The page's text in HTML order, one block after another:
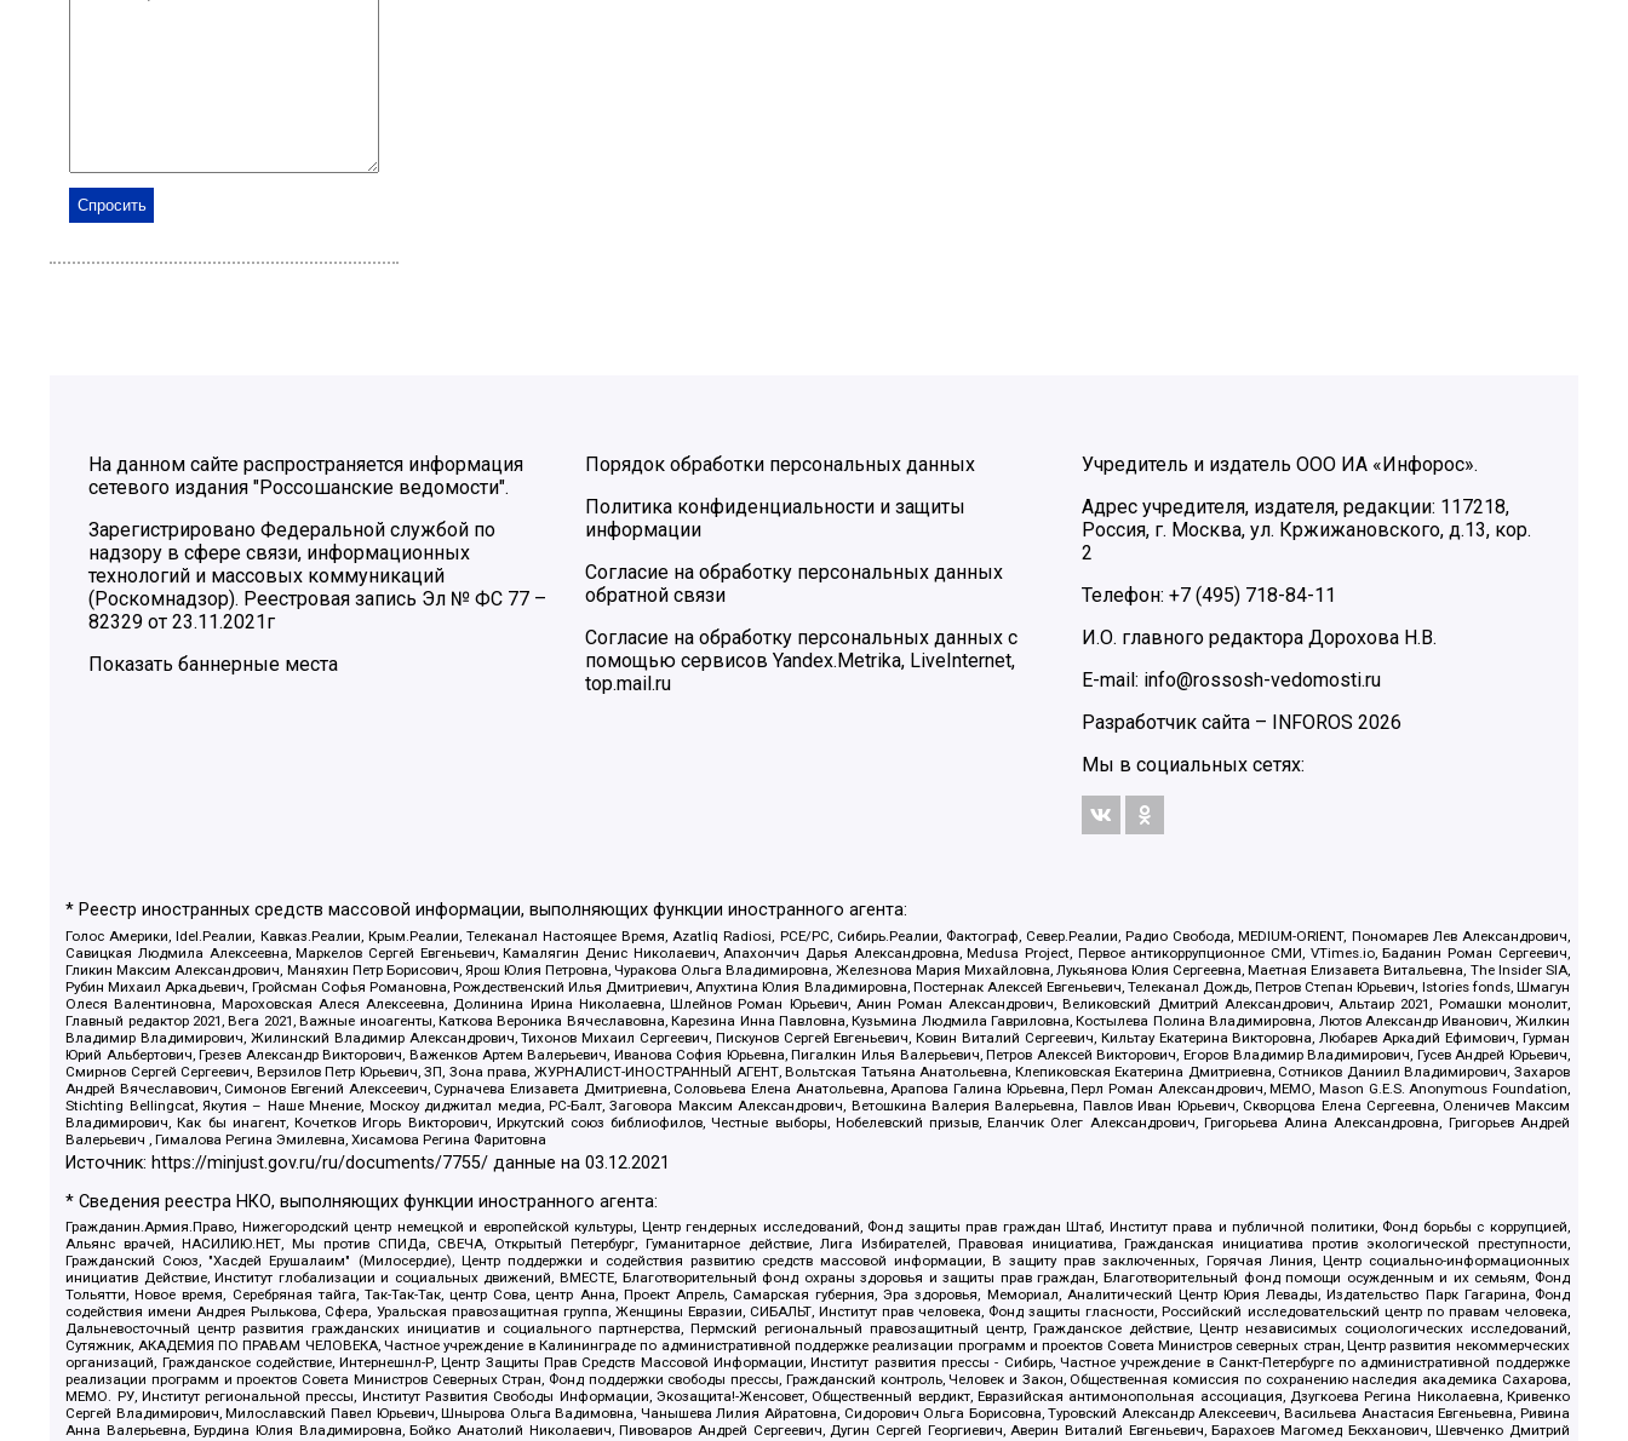
На данном сайте распространяется информация
сетевого издания "Россошанские ведомости".
Зарегистрировано Федеральной службой по
надзору в сфере связи, информационных
технологий и массовых коммуникаций
(Роскомнадзор). Реестровая запись Эл № ФС 77 –
82329 от 23.11.2021г
Показать баннерные места
Порядок обработки персональных данных
Политика конфиденциальности и защиты
информации
Согласие на обработку персональных данных
обратной связи
Согласие на обработку персональных данных с
помощью сервисов Yandex.Metrika, LiveInternet,
top.mail.ru
Учредитель и издатель ООО ИА «Инфорос».
Адрес учредителя, издателя, редакции: 117218,
Россия, г. Москва, ул. Кржижановского, д.13, кор.
2
Телефон: +7 (495) 718-84-11
И.О. главного редактора Дорохова Н.В.
E-mail: info@rossosh-vedomosti.ru
Разработчик сайта –
INFOROS 2026
Мы в социальных сетях:
* Реестр иностранных средств массовой информации, выполняющих функции иностранного агента:
Голос Америки, Idel.Реалии, Кавказ.Реалии, Крым.Реалии, Телеканал Настоящее Время, Azatliq Radiosi, PCE/PC, Сибирь.Реалии, Фактограф, Север.Реалии, Радио Свобода, MEDIUM-ORIENT, Пономарев Лев Александрович,
Савицкая Людмила Алексеевна, Маркелов Сергей Евгеньевич, Камалягин Денис Николаевич, Апахончич Дарья Александровна, Medusa Project, Первое антикоррупционное СМИ, VTimes.io, Баданин Роман Сергеевич,
Гликин Максим Александрович, Маняхин Петр Борисович, Ярош Юлия Петровна, Чуракова Ольга Владимировна, Железнова Мария Михайловна, Лукьянова Юлия Сергеевна, Маетная Елизавета Витальевна, The Insider SIA,
Рубин Михаил Аркадьевич, Гройсман Софья Романовна, Рождественский Илья Дмитриевич, Апухтина Юлия Владимировна, Постернак Алексей Евгеньевич, Телеканал Дождь, Петров Степан Юрьевич, Istories fonds, Шмагун
Олеся Валентиновна, Мароховская Алеся Алексеевна, Долинина Ирина Николаевна, Шлейнов Роман Юрьевич, Анин Роман Александрович, Великовский Дмитрий Александрович, Альтаир 2021, Ромашки монолит,
Главный редактор 2021, Вега 2021, Важные иноагенты, Каткова Вероника Вячеславовна, Карезина Инна Павловна, Кузьмина Людмила Гавриловна, Костылева Полина Владимировна, Лютов Александр Иванович, Жилкин
Владимир Владимирович, Жилинский Владимир Александрович, Тихонов Михаил Сергеевич, Пискунов Сергей Евгеньевич, Ковин Виталий Сергеевич, Кильтау Екатерина Викторовна, Любарев Аркадий Ефимович, Гурман
Юрий Альбертович, Грезев Александр Викторович, Важенков Артем Валерьевич, Иванова София Юрьевна, Пигалкин Илья Валерьевич, Петров Алексей Викторович, Егоров Владимир Владимирович, Гусев Андрей Юрьевич,
Смирнов Сергей Сергеевич, Верзилов Петр Юрьевич, ЗП, Зона права, ЖУРНАЛИСТ-ИНОСТРАННЫЙ АГЕНТ, Вольтская Татьяна Анатольевна, Клепиковская Екатерина Дмитриевна, Сотников Даниил Владимирович, Захаров
Андрей Вячеславович, Симонов Евгений Алексеевич, Сурначева Елизавета Дмитриевна, Соловьева Елена Анатольевна, Арапова Галина Юрьевна, Перл Роман Александрович, МЕМО, Mason G.E.S. Anonymous Foundation,
Stichting Bellingcat, Якутия – Наше Мнение, Москоу диджитал медиа, РС-Балт, Заговора Максим Александрович, Ветошкина Валерия Валерьевна, Павлов Иван Юрьевич, Скворцова Елена Сергеевна, Оленичев Максим
Владимирович, Как бы инагент, Кочетков Игорь Викторович, Иркутский союз библиофилов, Честные выборы, Нобелевский призыв, Еланчик Олег Александрович, Григорьева Алина Александровна, Григорьев Андрей
Валерьевич , Гималова Регина Эмилевна, Хисамова Регина Фаритовна
Источник: https://minjust.gov.ru/ru/documents/7755/ данные на03.12.2021
* Сведения реестра НКО, выполняющих функции иностранного агента:
Гражданин.Армия.Право, Нижегородский центр немецкой и европейской культуры, Центр гендерных исследований, Фонд защиты прав граждан Штаб, Институт права и публичной политики, Фонд борьбы с коррупцией,
Альянс врачей, НАСИЛИЮ.НЕТ, Мы против СПИДа, СВЕЧА, Открытый Петербург, Гуманитарное действие, Лига Избирателей, Правовая инициатива, Гражданская инициатива против экологической преступности,
Гражданский Союз, "Хасдей Ерушалаим" (Милосердие), Центр поддержки и содействия развитию средств массовой информации, В защиту прав заключенных, Горячая Линия, Центр социально-информационных
инициатив Действие, Институт глобализации и социальных движений, ВМЕСТЕ, Благотворительный фонд охраны здоровья и защиты прав граждан, Благотворительный фонд помощи осужденным и их семьям, Фонд
Тольятти, Новое время, Серебряная тайга, Так-Так-Так, центр Сова, центр Анна, Проект Апрель, Самарская губерния, Эра здоровья, Мемориал, Аналитический Центр Юрия Левады, Издательство Парк Гагарина, Фонд
содействия имени Андрея Рылькова, Сфера, Уральская правозащитная группа, Женщины Евразии, СИБАЛЬТ, Институт прав человека, Фонд защиты гласности, Российский исследовательский центр по правам человека,
Дальневосточный центр развития гражданских инициатив и социального партнерства, Пермский региональный правозащитный центр, Гражданское действие, Центр независимых социологических исследований,
Сутяжник, АКАДЕМИЯ ПО ПРАВАМ ЧЕЛОВЕКА, Частное учреждение в Калининграде по административной поддержке реализации программ и проектов Совета Министров северных стран, Центр развития некоммерческих
организаций, Гражданское содействие, Интернешнл-Р, Центр Защиты Прав Средств Массовой Информации, Институт развития прессы - Сибирь, Частное учреждение в Санкт-Петербурге по административной поддержке
реализации программ и проектов Совета Министров Северных Стран, Фонд поддержки свободы прессы, Гражданский контроль, Человек и Закон, Общественная комиссия по сохранению наследия академика Сахарова,
МЕМО. РУ, Институт региональной прессы, Институт Развития Свободы Информации, Экозащита!-Женсовет, Общественный вердикт, Евразийская антимонопольная ассоциация, Дзугкоева Регина Николаевна, Кривенко
Сергей Владимирович, Милославский Павел Юрьевич, Шнырова Ольга Вадимовна, Чанышева Лилия Айратовна, Сидорович Ольга Борисовна, Туровский Александр Алексеевич, Васильева Анастасия Евгеньевна, Ривина
Анна Валерьевна, Бурдина Юлия Владимировна, Бойко Анатолий Николаевич, Пивоваров Андрей Сергеевич, Дугин Сергей Георгиевич, Аверин Виталий Евгеньевич, Барахоев Магомед Бекханович, Шевченко Дмитрий